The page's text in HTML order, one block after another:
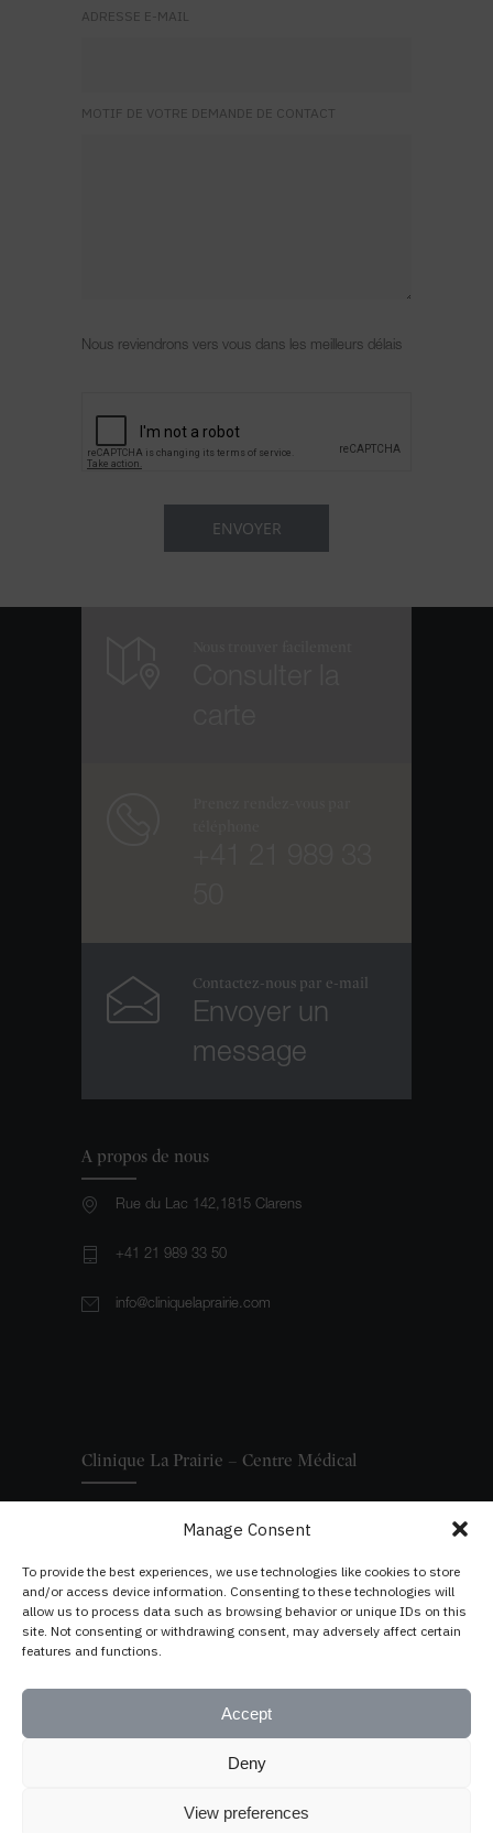
Manage Consent
To provide the best experiences, we use technologies like cookies to store
and/or access device information. Consenting to these technologies will
allow us to process data such as browsing behavior or unique IDs on this
site. Not consenting or withdrawing consent, may adversely affect certain
features and functions.
Accept
Deny
View preferences
ADRESSE E-MAIL
MOTIF DE VOTRE DEMANDE DE CONTACT
Nous reviendrons vers vous dans les meilleurs délais
Contactez-nous par e-mail
Envoyer un
message
A propos de nous
Rue du Lac 142,1815 Clarens
+41 21 989 33 50
info@cliniquelaprairie.com
Clinique La Prairie – Centre Médical
Nos Médecins
Opérations et Séjours